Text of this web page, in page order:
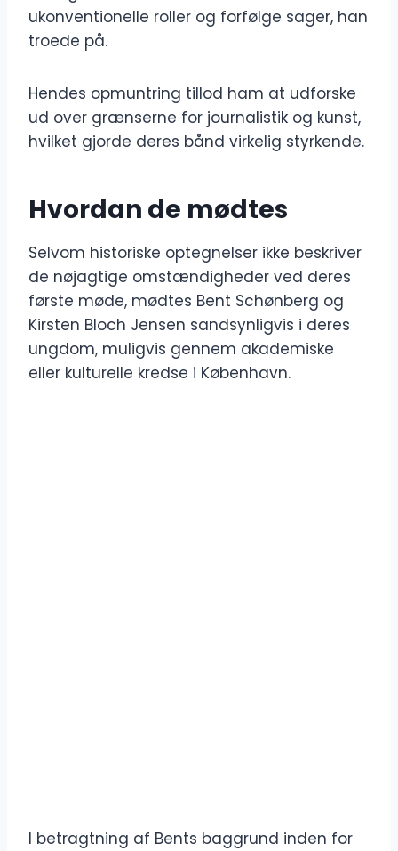
ukonventionelle roller og forfølge sager, han
troede på.
Hendes opmuntring tillod ham at udforske
ud over grænserne for journalistik og kunst,
hvilket gjorde deres bånd virkelig styrkende.
Hvordan de mødtes
Selvom historiske optegnelser ikke beskriver
de nøjagtige omstændigheder ved deres
første møde, mødtes Bent Schønberg og
Kirsten Bloch Jensen sandsynligvis i deres
ungdom, muligvis gennem akademiske
eller kulturelle kredse i København.
I betragtning af Bents baggrund inden for